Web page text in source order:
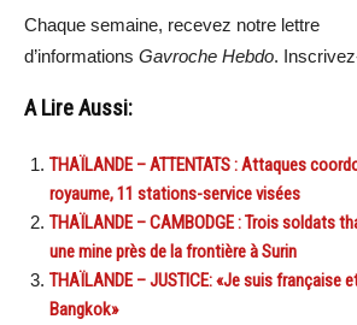
Chaque semaine, recevez notre lettre
d’informations Gavroche Hebdo.
A Lire Aussi:
THAÏLANDE – ATTENTATS : Attaques
royaume, 11 stations-service visées
THAÏLANDE – CAMBODGE : Trois soldats
une mine près de la frontière à Surin
THAÏLANDE – JUSTICE: «Je suis française
Bangkok»